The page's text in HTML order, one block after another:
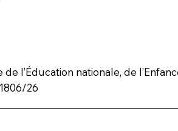
l’Éducation nationale, de
26